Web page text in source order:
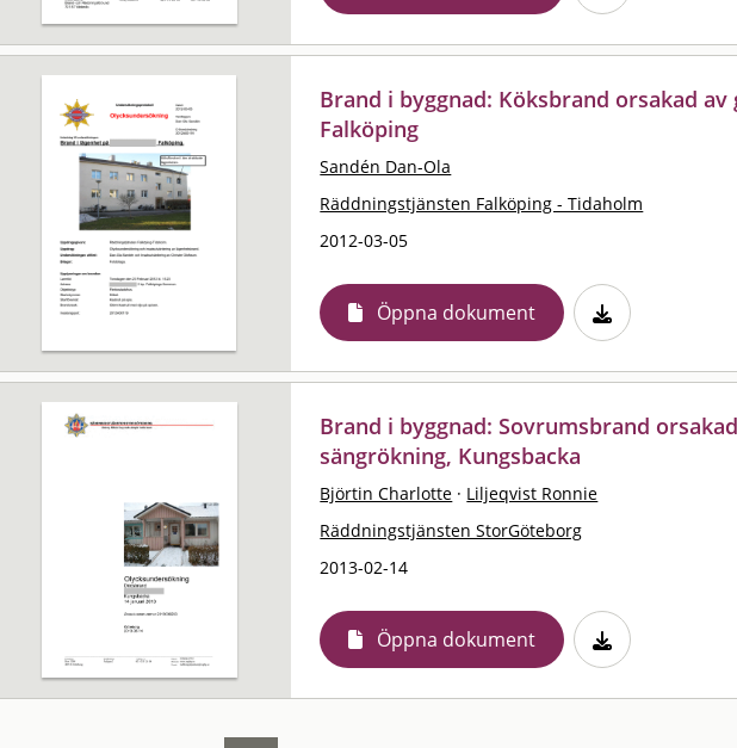
Brand i byggnad: Köksbrand orsakad av
Falköping
Sandén Dan-Ola
Räddningstjänsten Falköping - Tidaholm
2012-03-05
Öppna dokument
Brand i byggnad: Sovrumsbrand
sängrökning, Kungsbacka
Björtin Charlotte · Liljeqvist Ronnie
Räddningstjänsten StorGöteborg
2013-02-14
Öppna dokument